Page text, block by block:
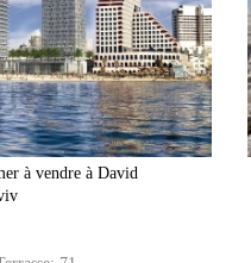
à vendre à David